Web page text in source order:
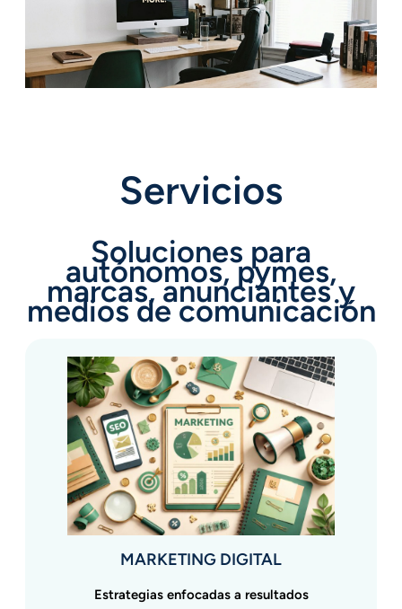
Servicios
Soluciones para
autónomos, pymes,
marcas, anunciantes y
medios de comunicación
MARKETING DIGITAL
Estrategias enfocadas a resultados